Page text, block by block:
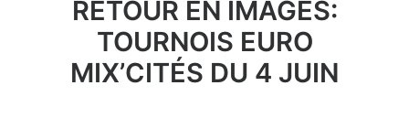
RETOUR EN IMAGES:
TOURNOIS EURO
MIX’CITÉS DU 4 JUIN